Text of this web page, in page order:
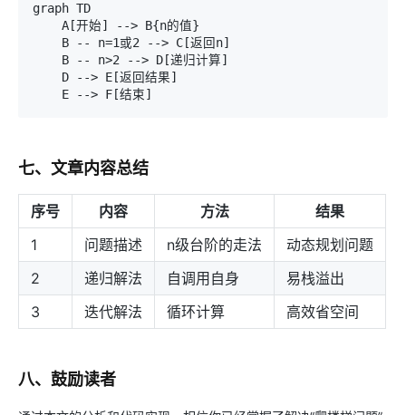
graph TD
七、文章内容总结
序号 内容 方法
结果
1
问题描述 n级台阶的走法
动态规划问题
2
递归解法 自调用自身
易栈溢出
3
迭代解法 循环计算 高效省空间
八、鼓励读者